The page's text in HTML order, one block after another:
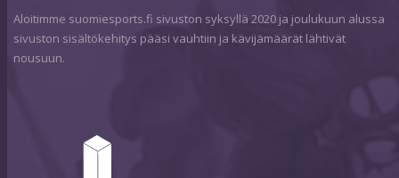
Aloitimme suomiesports.fi sivuston syksyllä 2020 ja joulukuun alussa
sivuston sisältökehitys pääsi vauhtiin ja kävijämäärät lähtivät
nousuun.